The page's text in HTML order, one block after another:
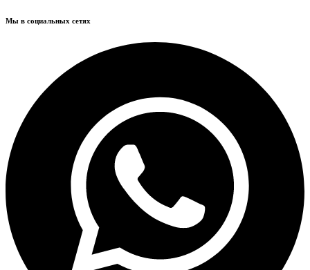
Мы в социальных сетях